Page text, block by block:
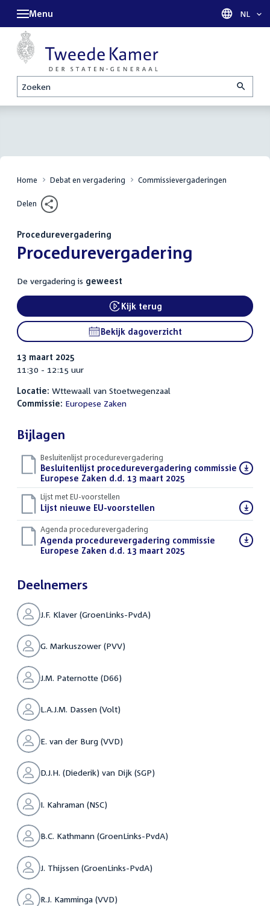
Zoeken
Menu Taal
NL
Home Debat en vergadering Commissievergaderingen
Delen
Procedurevergadering
:Procedurevergadering
De vergadering is geweest
External link:
Kijk terug
Bekijk dagoverzicht
13 maart 2025
11:30 - 12:15 uur
Locatie: Wttewaall van Stoetwegenzaal
Commissie: Europese Zaken
Bijlagen
Besluitenlijst procedurevergadering
Download
bestand:
Besluitenlijst procedurevergadering commissie
Europese Zaken d.d. 13 maart 2025
Lijst met EU-voorstellen
Download
bestand:
Lijst nieuwe EU-voorstellen
Agenda procedurevergadering
Download
bestand:
Agenda procedurevergadering commissie
Europese Zaken d.d. 13 maart 2025
Deelnemers
J.F. Klaver (GroenLinks-PvdA)
G. Markuszower (PVV)
J.M. Paternotte (D66)
L.A.J.M. Dassen (Volt)
E. van der Burg (VVD)
D.J.H. (Diederik) van Dijk (SGP)
I. Kahraman (NSC)
B.C. Kathmann (GroenLinks-PvdA)
J. Thijssen (GroenLinks-PvdA)
R.J. Kamminga (VVD)